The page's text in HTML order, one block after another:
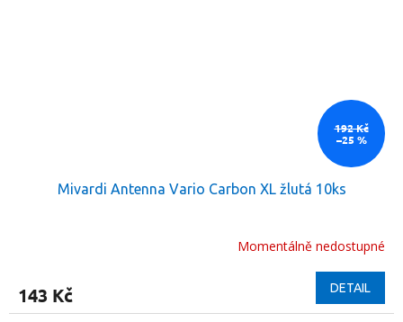
192 Kč
–25 %
Mivardi Antenna Vario Carbon XL žlutá 10ks
Momentálně nedostupné
143 Kč DETAIL